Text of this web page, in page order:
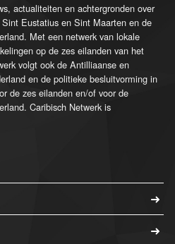
actualiteiten en achtergronden over
Eustatius en Sint Maarten en de
Met een netwerk van lokale
op de zes eilanden van het
volgt ook de Antilliaanse en
en de politieke besluitvorming in
de zes eilanden en/of voor de
Caribisch Netwerk is